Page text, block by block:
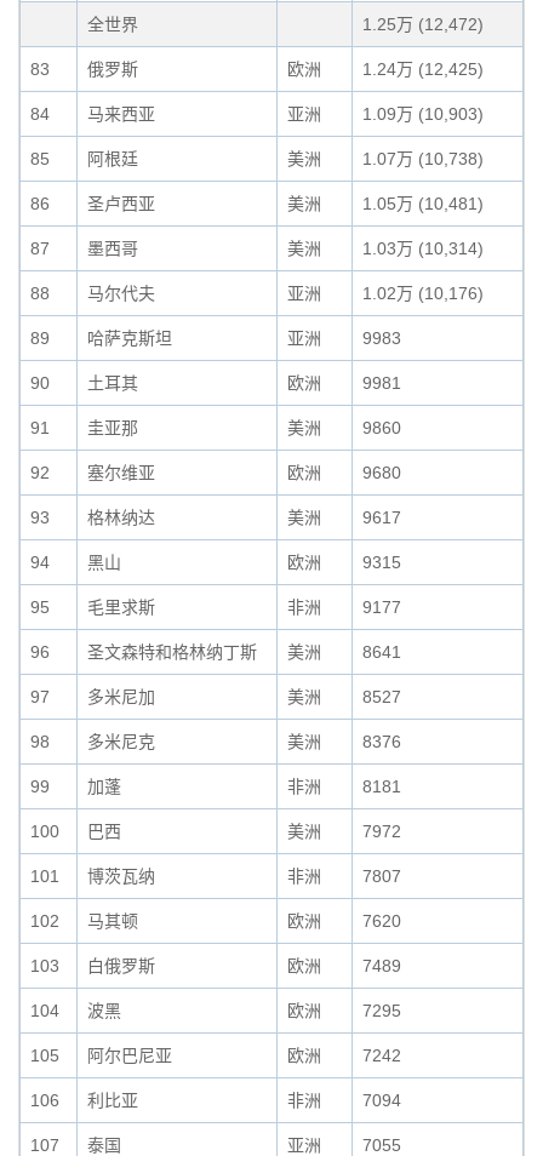
全世界 1.25万 (12,472)
83 俄罗斯 欧洲 1.24万 (12,425)
84 马来西亚 亚洲 1.09万 (10,903)
85 阿根廷 美洲 1.07万 (10,738)
86 圣卢西亚 美洲 1.05万 (10,481)
87 墨西哥 美洲 1.03万 (10,314)
88 马尔代夫 亚洲 1.02万 (10,176)
89 哈萨克斯坦 亚洲 9983
90 土耳其 欧洲 9981
91 圭亚那 美洲 9860
92 塞尔维亚 欧洲 9680
93 格林纳达 美洲 9617
94 黑山 欧洲 9315
95 毛里求斯 非洲 9177
96 圣文森特和格林纳丁斯 美洲 8641
97 多米尼加 美洲 8527
98 多米尼克 美洲 8376
99 加蓬 非洲 8181
100 巴西 美洲 7972
101 博茨瓦纳 非洲 7807
102 马其顿 欧洲 7620
103 白俄罗斯 欧洲 7489
104 波黑 欧洲 7295
105 阿尔巴尼亚 欧洲 7242
106 利比亚 非洲 7094
107 泰国 亚洲 7055